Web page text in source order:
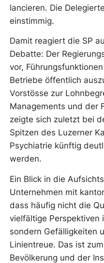
lancieren. Die
einstimmig.
Damit reagiert die SP
Debatte: Der
vor,
Betriebe öffentlich
Vorstösse zur
Managements und der
zeigte sich zuletzt bei
Spitzen des Luzerner
Psychiatrie künftig
werden.
Ein Blick in die
Unternehmen mit
dass häufig nicht die
vielfältige Perspektiven
sondern Gefälligkeiten
Linientreue. Das ist
Bevölkerung und der